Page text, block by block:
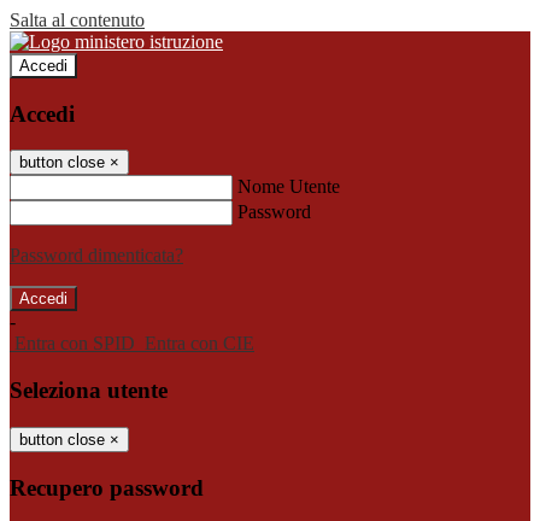
Salta al contenuto
Accedi
Accedi
button close ×
Nome Utente
Password
Password dimenticata?
-
Entra con SPID Entra con CIE
Seleziona utente
button close ×
Recupero password